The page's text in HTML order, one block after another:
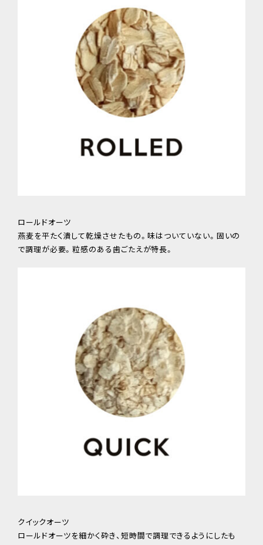
ロールドオーツ
燕麦を平たく潰して乾燥させたもの。味はついていない。固いの
で調理が必要。粒感のある歯ごたえが特長。
クイックオーツ
ロールドオーツを細かく砕き、短時間で調理できるようにしたも